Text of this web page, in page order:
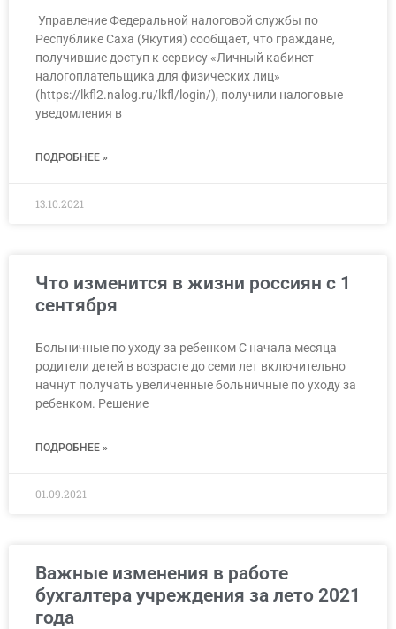
Управление Федеральной налоговой службы по
Республике Саха (Якутия) сообщает, что граждане,
получившие доступ к сервису «Личный кабинет
налогоплательщика для физических лиц»
(https://lkfl2.nalog.ru/lkfl/login/), получили налоговые
уведомления в
ПОДРОБНЕЕ »
13.10.2021
Что изменится в жизни россиян с 1
сентября
Больничные по уходу за ребенком С начала месяца
родители детей в возрасте до семи лет включительно
начнут получать увеличенные больничные по уходу за
ребенком. Решение
ПОДРОБНЕЕ »
01.09.2021
Важные изменения в работе
бухгалтера учреждения за лето 2021
года